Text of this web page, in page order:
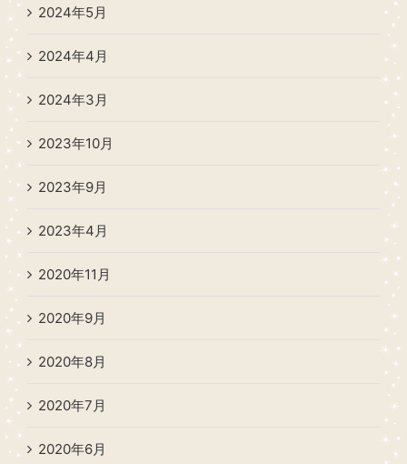
2024年5月
2024年4月
2024年3月
2023年10月
2023年9月
2023年4月
2020年11月
2020年9月
2020年8月
2020年7月
2020年6月